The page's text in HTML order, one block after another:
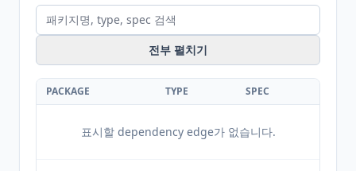
전부 펼치기
PACKAGE TYPE SPEC
표시할 dependency edge가 없습니다.